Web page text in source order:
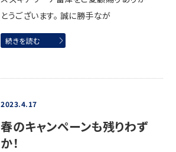
とうございます。 誠に勝手なが
続きを読む
2023.4.17
春のキャンペーンも残りわず
か！